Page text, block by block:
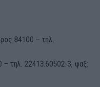
84100 – τηλ.
– τηλ. 22413.60502-3, φαξ: